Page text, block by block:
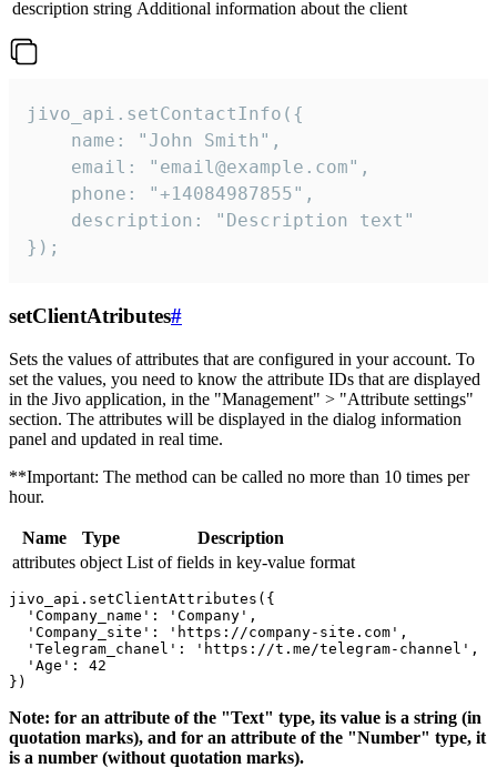
description string Additional information about the client
jivo_api.setContactInfo({
    name: "John Smith",
    email: "email@example.com",
    phone: "+14084987855",
    description: "Description text"
});
setClientAtributes#
Sets the values ​​of attributes that are configured in your account. To
set the values, you need to know the attribute IDs that are displayed
in the Jivo application, in the "Management" > "Attribute settings"
section. The attributes will be displayed in the dialog information
panel and updated in real time.
**Important: The method can be called no more than 10 times per
hour.
Name Type
Description
attributes object List of fields in key-value format
jivo_api.setClientAttributes({
  'Company_name': 'Company',
  'Company_site': 'https://company-site.com',
  'Telegram_chanel': 'https://t.me/telegram-channel',
  'Age': 42
Note: for an attribute of the "Text" type, its value is a string (in
quotation marks), and for an attribute of the "Number" type, it
is a number (without quotation marks).